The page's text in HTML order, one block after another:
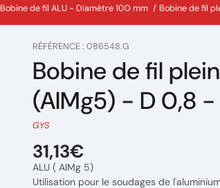
Bobine de fil ALU - Diamètre 100 mm / Bobine de fil
RÉFÉRENCE : 086548.G
Bobine de fil
(AlMg5) - D 0,8
GYS
31,13€
ALU ( AlMg 5)
Utilisation pour le soudages de